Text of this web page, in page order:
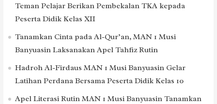
Teman Pelajar Berikan Pembekalan TKA kepada
Peserta Didik Kelas XII
Tanamkan Cinta pada Al-Qur’an, MAN 1 Musi
Banyuasin Laksanakan Apel Tahfiz Rutin
Hadroh Al-Firdaus MAN 1 Musi Banyuasin Gelar
Latihan Perdana Bersama Peserta Didik Kelas 10
Apel Literasi Rutin MAN 1 Musi Banyuasin Tanamkan